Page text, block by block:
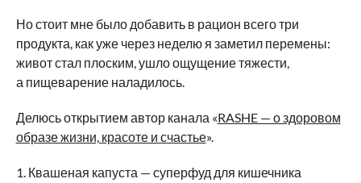
Но стоит мне было добавить в рацион всего три
продукта, как уже через неделю я заметил перемены:
живот стал плоским, ушло ощущение тяжести,
а пищеварение наладилось.
Делюсь открытием автор канала «RASHE — о здоровом
образе жизни, красоте и счастье».
1. Квашеная капуста — суперфуд для кишечника